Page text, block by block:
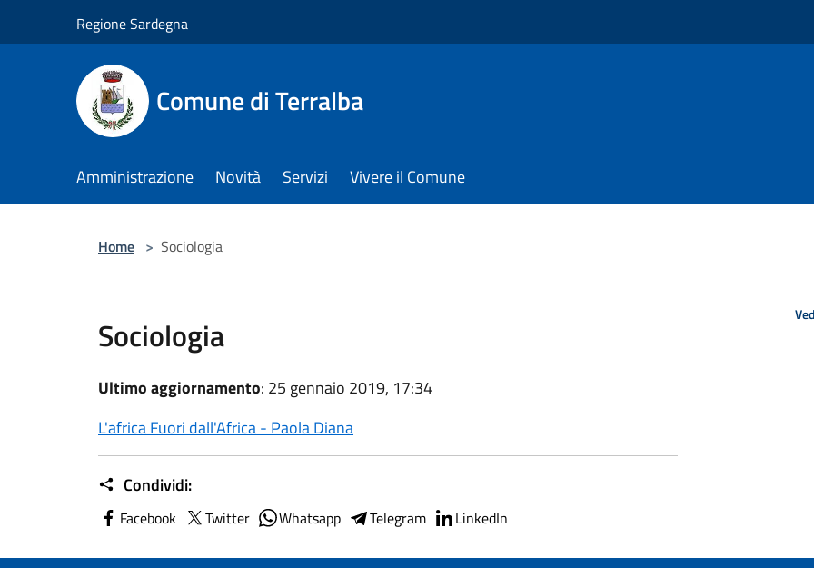
Regione Sardegna
Comune di Terralba
Amministrazione Novità Servizi Vivere il Comune
Home > Sociologia
Sociologia
Ultimo aggiornamento: 25 gennaio 2019, 17:34
L'africa Fuori dall'Africa - Paola Diana
Condividi:
Facebook Twitter Whatsapp Telegram LinkedIn